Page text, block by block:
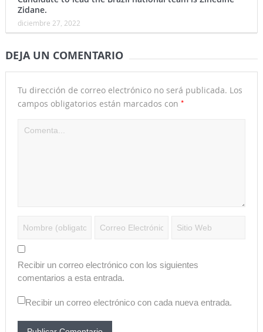
Zidane.
diciembre 27, 2022
DEJA UN COMENTARIO
Tu dirección de correo electrónico no será publicada. Los
campos obligatorios están marcados con *
Recibir un correo electrónico con los siguientes
comentarios a esta entrada.
Recibir un correo electrónico con cada nueva entrada.